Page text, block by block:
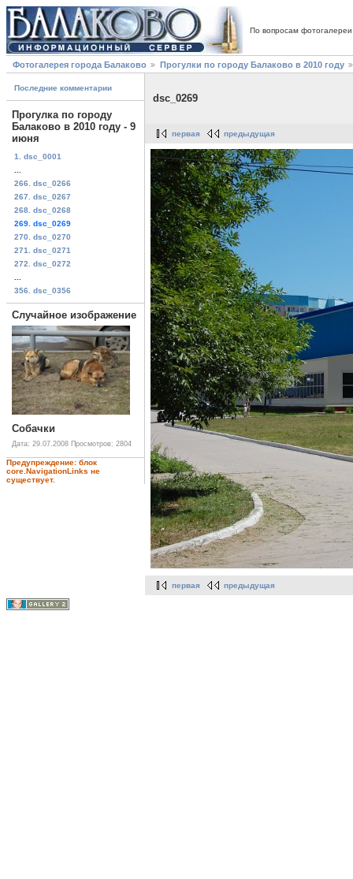
По вопросам
Фотогалерея города Балаково Прогулки по городу Балаково в 2010 году
Последние комментарии
Прогулка по городу
Балаково в 2010 году - 9
июня
1. dsc_0001
266. dsc_0266
267. dsc_0267
268. dsc_0268
269. dsc_0269
270. dsc_0270
271. dsc_0271
272. dsc_0272
356. dsc_0356
Случайное изображение
Собачки
Дата: 29.07.2008 Просмотров: 2804
Предупреждение: блок
core.NavigationLinks не
существует.
dsc_0269
первая предыдущая
первая предыдущая